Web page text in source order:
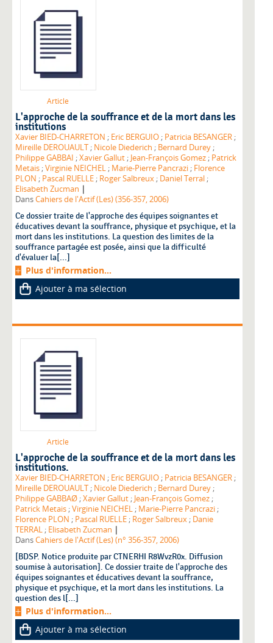
Article
L'approche de la souffrance et de la mort dans les
institutions
Xavier BIED-CHARRETON ; Eric BERGUIO; Patricia BESANGER;
Mireille DEROUAULT; Nicole Diederich ; Bernard Durey;
Philippe GABBAI ;Xavier Gallut;Jean-François Gomez; Patrick
Metais;Virginie NEICHEL; Marie-Pierre Pancrazi; Florence
PLON ; Pascal RUELLE; Roger Salbreux; Daniel Terral;
Elisabeth Zucman |
DansCahiers de l'Actif (Les) (356-357, 2006)
Ce dossier traite de l'approche des équipes soignantes et
éducatives devant la souffrance, physique et psychique, et la
mort dans les institutions. La question des limites de la
souffrance partagée est posée, ainsi que la difficulté
d'évaluer la[...]
Plus d'information...
Ajouter à ma sélection
Article
L'approche de la souffrance et de la mort dans les
institutions.
Xavier BIED-CHARRETON ; Eric BERGUIO; Patricia BESANGER;
Mireille DEROUAULT; Nicole Diederich ; Bernard Durey;
Philippe GABBAØ;Xavier Gallut;Jean-François Gomez;
Patrick Metais;Virginie NEICHEL; Marie-Pierre Pancrazi;
Florence PLON ; Pascal RUELLE; Roger Salbreux; Danie
TERRAL; Elisabeth Zucman |
DansCahiers de l'Actif (Les) (n° 356-357, 2006)
[BDSP. Notice produite par CTNERHI R8WvzR0x. Diffusion
soumise à autorisation]. Ce dossier traite de l'approche des
équipes soignantes et éducatives devant la souffrance,
physique et psychique, et la mort dans les institutions. La
question des l[...]
Plus d'information...
Ajouter à ma sélection